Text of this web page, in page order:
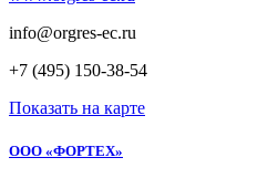
info@orgres-ec.ru
+7 (495) 150-38-54
Показать на карте
ООО «ФОРТЕХ»